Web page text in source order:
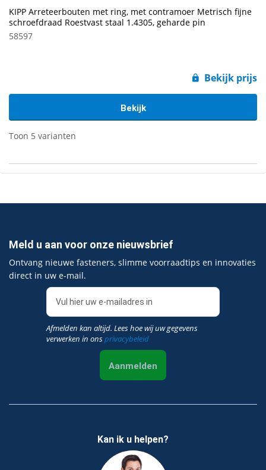
KIPP Arreteerbouten met ring, met contramoer Metrisch fijne
schroefdraad Roestvast staal 1.4305, geharde pin
58597
Bekijk prijs
Bekijk
Toon 5 varianten
Meld u aan voor onze nieuwsbrief
Ontvang nieuwe fasteners, slimme voorraadtips en innovaties
direct in uw e‑mail.
Afmelden kan altijd. Lees hoe wij uw gegevens
verwerken in onsprivacybeleid
Aanmelden
Kan ik u helpen?